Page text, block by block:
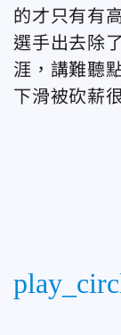
的才只有有
選手出去除
涯，講難聽
下滑被砍薪